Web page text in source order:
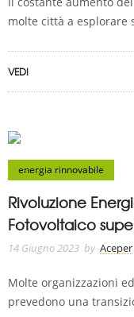
molte città a esplorare
VEDI
energia rinnovabile
Rivoluzione
Fotovoltaico
14 Giugno 2023 by Aceper
Molte organizzazioni
prevedono una